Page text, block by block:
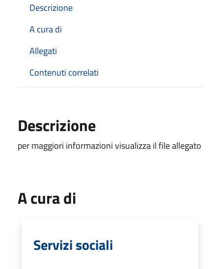
Descrizione
A cura di
Allegati
Contenuti correlati
Descrizione
per maggiori informazioni visualizza il file allegato
A cura di
Servizi sociali